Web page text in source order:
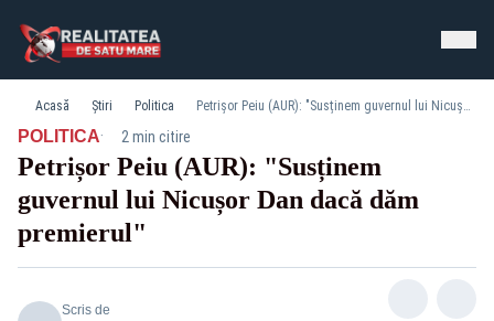
Acasă Știri Politica Petrișor Peiu (AUR): "Susținem guvernul lui Nicușor Dan dacă dăm premierul"
POLITICA· 2 min citire
Petrișor Peiu (AUR): "Susținem
guvernul lui Nicușor Dan dacă dăm
premierul"
Scris de